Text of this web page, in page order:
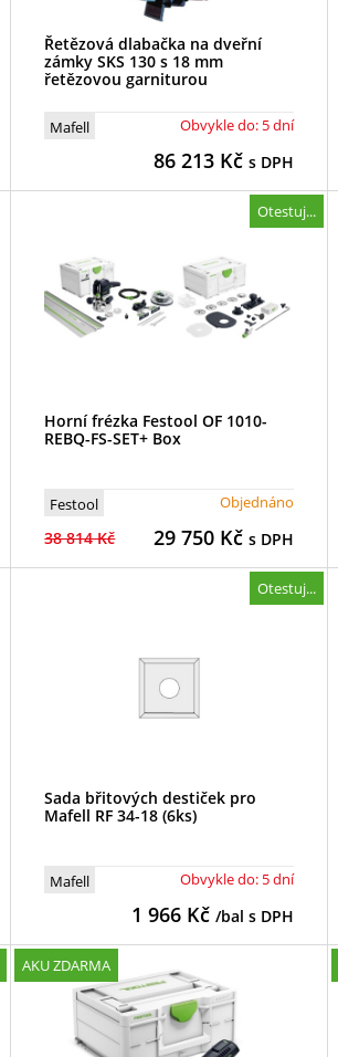
Řetězová dlabačka na dveřní
zámky SKS 130 s 18 mm
řetězovou garniturou
Mafell Obvykle do: 5 dní
86 213 Kčs DPH
Otestuj...
Horní frézka Festool OF 1010-
REBQ-FS-SET+ Box
Festool Objednáno
38 814 Kč 29 750 Kčs DPH
Otestuj...
Sada břitových destiček pro
Mafell RF 34-18 (6ks)
Mafell Obvykle do: 5 dní
1 966 Kč/bal s DPH
AKU ZDARMA